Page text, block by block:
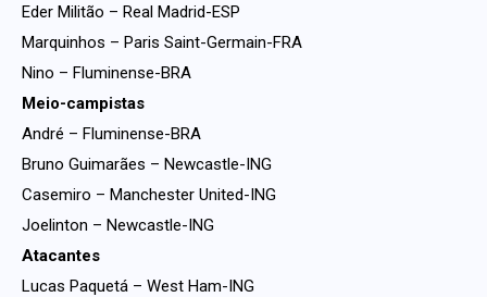
Eder Militão – Real Madrid-ESP
Marquinhos – Paris Saint-Germain-FRA
Nino – Fluminense-BRA
Meio-campistas
André – Fluminense-BRA
Bruno Guimarães – Newcastle-ING
Casemiro – Manchester United-ING
Joelinton – Newcastle-ING
Atacantes
Lucas Paquetá – West Ham-ING